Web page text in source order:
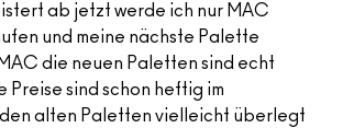
ab jetzt werde ich nur MAC
und meine nächste Palette
die neuen Paletten sind echt
Preise sind schon heftig im
alten Paletten vielleicht überlegt